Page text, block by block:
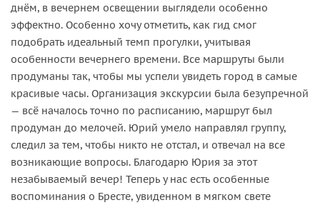
днём, в вечернем освещении выглядели особенно
эффектно. Особенно хочу отметить, как гид смог
подобрать идеальный темп прогулки, учитывая
особенности вечернего времени. Все маршруты были
продуманы так, чтобы мы успели увидеть город в самые
красивые часы. Организация экскурсии была безупречной
— всё началось точно по расписанию, маршрут был
продуман до мелочей. Юрий умело направлял группу,
следил за тем, чтобы никто не отстал, и отвечал на все
возникающие вопросы. Благодарю Юрия за этот
незабываемый вечер! Теперь у нас есть особенные
воспоминания о Бресте, увиденном в мягком свете